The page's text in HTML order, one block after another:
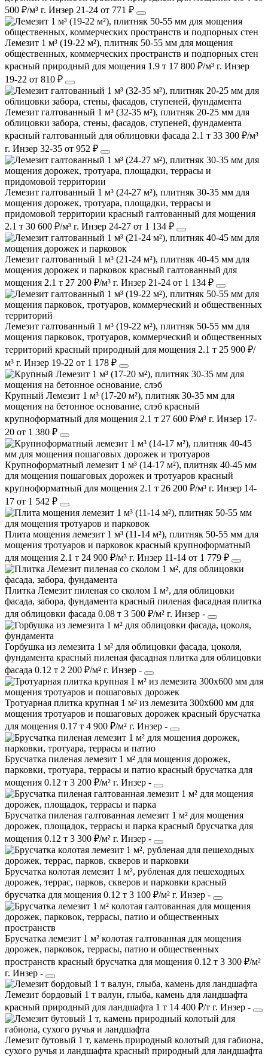
500 ₽/м³ г. Инзер 21-24 от 771 ₽
Лемезит 1 м³ (19-22 м²), плитняк 50-55 мм для мощения
общественных, коммерческих пространств и подпорных стен
красный природный для мощения 1.9 т 17 800 ₽/м³ г. Инзер
19-22 от 810 ₽
Лемезит галтованный 1 м³ (32-35 м²), плитняк 20-25 мм для
облицовки забора, стены, фасадов, ступеней, фундамента
красный галтованный для облицовки фасада 2.1 т 33 300 ₽/м³
г. Инзер 32-35 от 952 ₽
Лемезит галтованный 1 м³ (24-27 м²), плитняк 30-35 мм для
мощения дорожек, тротуара, площадки, террасы и
придомовой территории красный галтованный для мощения
2.1 т 30 600 ₽/м³ г. Инзер 24-27 от 1 134 ₽
Лемезит галтованный 1 м³ (21-24 м²), плитняк 40-45 мм для
мощения дорожек и парковок красный галтованный для
мощения 2.1 т 27 200 ₽/м³ г. Инзер 21-24 от 1 134 ₽
Лемезит галтованный 1 м³ (19-22 м²), плитняк 50-55 мм для
мощения парковок, тротуаров, коммерческий и общественных
территорий красный природный для мощения 2.1 т 25 900 ₽/
м³ г. Инзер 19-22 от 1 178 ₽
Крупный Лемезит 1 м³ (17-20 м²), плитняк 30-35 мм для
мощения на бетонное основание, слэб красный
крупноформатный для мощения 2.1 т 27 600 ₽/м³ г. Инзер 17-
20 от 1 380 ₽
Крупноформатный лемезит 1 м³ (14-17 м²), плитняк 40-45 мм
для мощения пошаговых дорожек и тротуаров красный
крупноформатный для мощения 2.1 т 26 200 ₽/м³ г. Инзер 14-
17 от 1 542 ₽
Плита мощения лемезит 1 м³ (11-14 м²), плитняк 50-55 мм для
мощения тротуаров и парковок красный крупноформатный
для мощения 2.1 т 24 900 ₽/м³ г. Инзер 11-14 от 1 779 ₽
Плитка Лемезит пиленая со сколом 1 м², для облицовки
фасада, забора, фундамента красный пиленая фасадная плитка
для облицовки фасада 0.08 т 3 500 ₽/м² г. Инзер -
Горбушка из лемезита 1 м² для облицовки фасада, цоколя,
фундамента красный пиленая фасадная плитка для облицовки
фасада 0.12 т 2 200 ₽/м² г. Инзер -
Тротуарная плитка крупная 1 м² из лемезита 300х600 мм для
мощения тротуаров и пошаговых дорожек красный брусчатка
для мощения 0.17 т 4 900 ₽/м² г. Инзер -
Брусчатка пиленая лемезит 1 м² для мощения дорожек,
парковки, тротуара, террасы и патио красный брусчатка для
мощения 0.12 т 3 200 ₽/м² г. Инзер -
Брусчатка пиленая галтованная лемезит 1 м² для мощения
дорожек, площадок, террасы и парка красный брусчатка для
мощения 0.12 т 3 300 ₽/м² г. Инзер -
Брусчатка колотая лемезит 1 м², рубленая для пешеходных
дорожек, террас, парков, скверов и парковки красный
брусчатка для мощения 0.12 т 3 100 ₽/м² г. Инзер -
Брусчатка лемезит 1 м² колотая галтованная для мощения
дорожек, парковок, террасы, патио и общественных
пространств красный брусчатка для мощения 0.12 т 3 300 ₽/м²
г. Инзер -
Лемезит бордовый 1 т валун, глыба, камень для ландшафта
красный природный для ландшафта 1 т 14 400 ₽/т г. Инзер -
Лемезит бутовый 1 т, камень природный колотый для габиона,
сухого ручья и ландшафта красный природный для ландшафта